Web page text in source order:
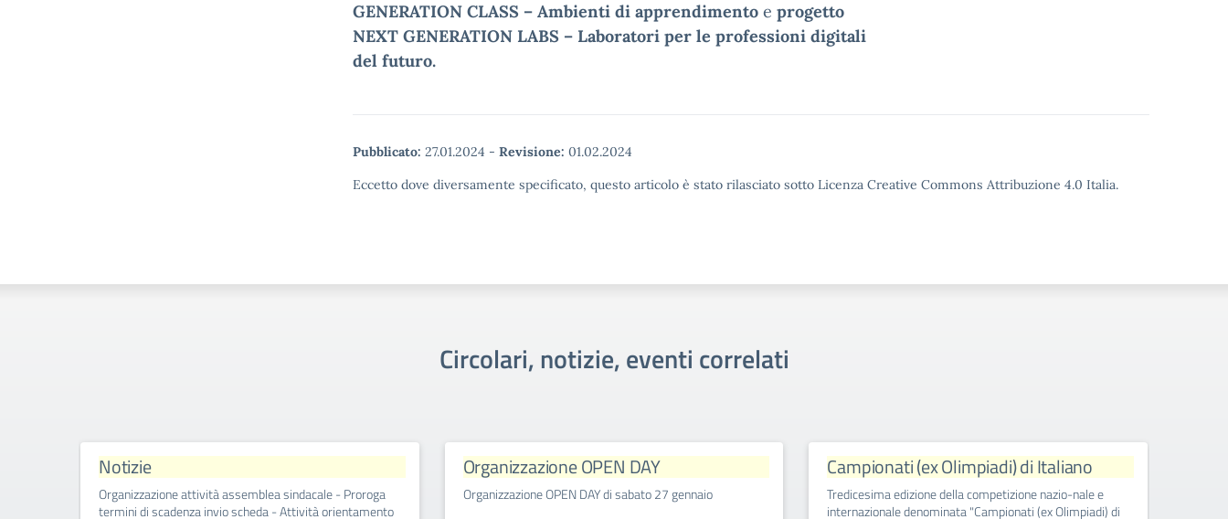
GENERATION CLASS – Ambienti di apprendimento e progetto
NEXT GENERATION LABS – Laboratori per le professioni digitali
del futuro.
Pubblicato: 27.01.2024 - Revisione: 01.02.2024
Eccetto dove diversamente specificato, questo articolo è stato rilasciato sotto Licenza Creative Commons Attribuzione 4.0 Italia.
Circolari, notizie, eventi correlati
Notizie
Organizzazione attività assemblea sindacale - Proroga
termini di scadenza invio scheda - Attività orientamento
Organizzazione OPEN DAY
Organizzazione OPEN DAY di sabato 27 gennaio
Campionati (ex Olimpiadi) di Italiano
Tredicesima edizione della competizione nazio-nale e
internazionale denominata "Campionati (ex Olimpiadi) di